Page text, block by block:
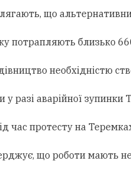
що
потрапляють близько
необхідністю
у разі аварійної
час протесту на
що роботи мають